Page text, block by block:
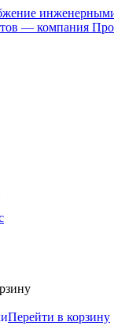
Перейти в корзину